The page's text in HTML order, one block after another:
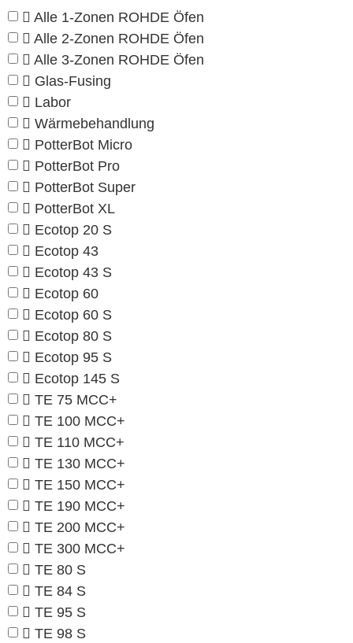
Alle 1-Zonen ROHDE Öfen
Alle 2-Zonen ROHDE Öfen
Alle 3-Zonen ROHDE Öfen
Glas-Fusing
Labor
Wärmebehandlung
PotterBot Micro
PotterBot Pro
PotterBot Super
PotterBot XL
Ecotop 20 S
Ecotop 43
Ecotop 43 S
Ecotop 60
Ecotop 60 S
Ecotop 80 S
Ecotop 95 S
Ecotop 145 S
TE 75 MCC+
TE 100 MCC+
TE 110 MCC+
TE 130 MCC+
TE 150 MCC+
TE 190 MCC+
TE 200 MCC+
TE 300 MCC+
TE 80 S
TE 84 S
TE 95 S
TE 98 S